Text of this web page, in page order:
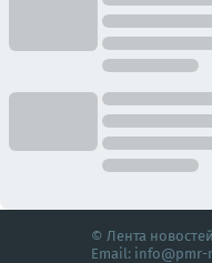
© Лента
Email: info@pmr-